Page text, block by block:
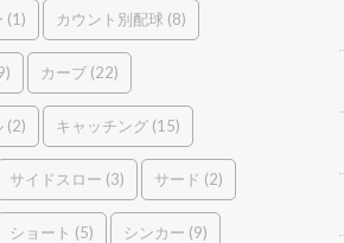
(1) カウント別配球 (8)
カーブ (22)
(2) キャッチング (15)
サイドスロー (3) サード (2)
ショート (5) シンカー (9)